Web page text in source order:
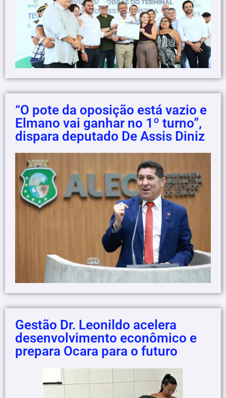
“O pote da oposição está vazio e
Elmano vai ganhar no 1º turno”,
dispara deputado De Assis Diniz
Gestão Dr. Leonildo acelera
desenvolvimento econômico e
prepara Ocara para o futuro